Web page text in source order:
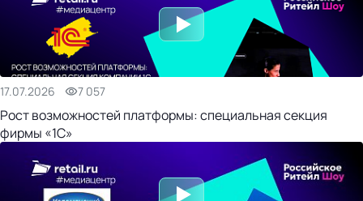
17.07.2026 7 057
Рост возможностей платформы: специальная секция
фирмы «1С»